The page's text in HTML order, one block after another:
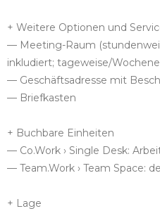
+ Weitere Optionen und
— Meeting-Raum
inkludiert; tageweise/
— Geschäftsadresse mit
— Briefkasten
+ Buchbare Einheiten
— Co.Work › Single Desk:
— Team.Work › Team Space:
+ Lage